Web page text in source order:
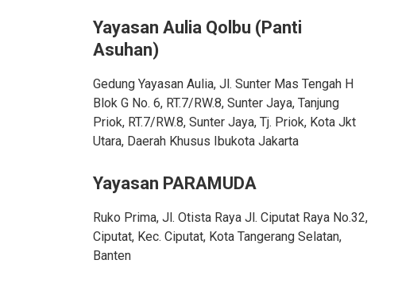
Yayasan Aulia Qolbu (Panti
Asuhan)
Gedung Yayasan Aulia, Jl. Sunter Mas Tengah H
Blok G No. 6, RT.7/RW.8, Sunter Jaya, Tanjung
Priok, RT.7/RW.8, Sunter Jaya, Tj. Priok, Kota Jkt
Utara, Daerah Khusus Ibukota Jakarta
Yayasan PARAMUDA
Ruko Prima, Jl. Otista Raya Jl. Ciputat Raya No.32,
Ciputat, Kec. Ciputat, Kota Tangerang Selatan,
Banten